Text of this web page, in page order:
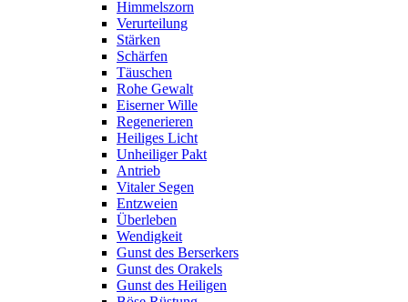
Himmelszorn
Verurteilung
Stärken
Schärfen
Täuschen
Rohe Gewalt
Eiserner Wille
Regenerieren
Heiliges Licht
Unheiliger Pakt
Antrieb
Vitaler Segen
Entzweien
Überleben
Wendigkeit
Gunst des Berserkers
Gunst des Orakels
Gunst des Heiligen